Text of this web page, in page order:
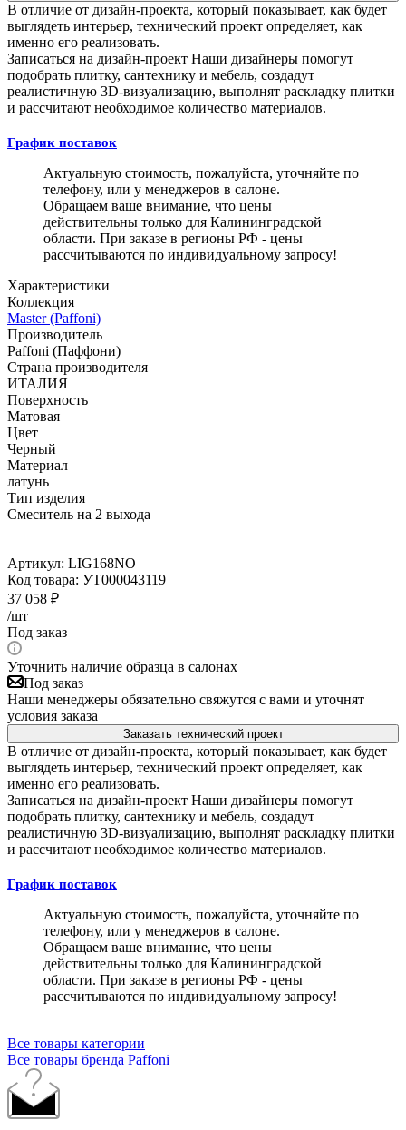
В отличие от дизайн-проекта, который показывает, как будет
выглядеть интерьер, технический проект определяет, как
именно его реализовать.
Записаться на дизайн-проект Наши дизайнеры помогут
подобрать плитку, сантехнику и мебель, создадут
реалистичную 3D-визуализацию, выполнят раскладку плитки
и рассчитают необходимое количество материалов.
График поставок
Актуальную стоимость, пожалуйста, уточняйте по
телефону, или у менеджеров в салоне.
Обращаем ваше внимание, что цены
действительны только для Калининградской
области. При заказе в регионы РФ - цены
рассчитываются по индивидуальному запросу!
Характеристики
Коллекция
Master (Paffoni)
Производитель
Paffoni (Паффони)
Страна производителя
ИТАЛИЯ
Поверхность
Матовая
Цвет
Черный
Материал
латунь
Тип изделия
Смеситель на 2 выхода
Артикул: LIG168NO
Код товара: УТ000043119
37 058 ₽
/шт
Под заказ
Уточнить наличие образца в салонах
Под заказ
Наши менеджеры обязательно свяжутся с вами и уточнят
условия заказа
Заказать технический проект
В отличие от дизайн-проекта, который показывает, как будет
выглядеть интерьер, технический проект определяет, как
именно его реализовать.
Записаться на дизайн-проект Наши дизайнеры помогут
подобрать плитку, сантехнику и мебель, создадут
реалистичную 3D-визуализацию, выполнят раскладку плитки
и рассчитают необходимое количество материалов.
График поставок
Актуальную стоимость, пожалуйста, уточняйте по
телефону, или у менеджеров в салоне.
Обращаем ваше внимание, что цены
действительны только для Калининградской
области. При заказе в регионы РФ - цены
рассчитываются по индивидуальному запросу!
Все товары категории
Все товары бренда Paffoni